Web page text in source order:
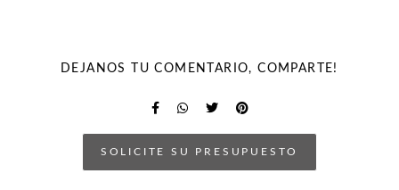
DEJANOS TU COMENTARIO, COMPARTE!
SOLICITE SU PRESUPUESTO